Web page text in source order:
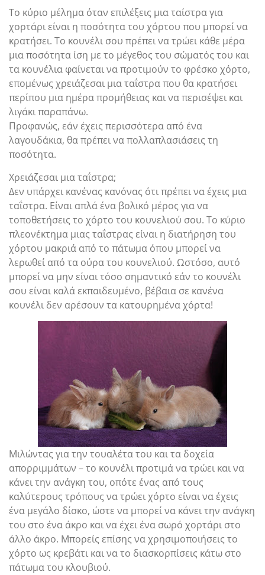
Το κύριο μέλημα όταν επιλέξεις μια ταίστρα για
χορτάρι είναι η ποσότητα του χόρτου που μπορεί να
κρατήσει. Το κουνέλι σου πρέπει να τρώει κάθε μέρα
μια ποσότητα ίση με το μέγεθος του σώματός του και
τα κουνέλια φαίνεται να προτιμούν το φρέσκο χόρτο,
επομένως χρειάζεσαι μια ταΐστρα που θα κρατήσει
περίπου μια ημέρα προμήθειας και να περισέψει και
λιγάκι παραπάνω.
Προφανώς, εάν έχεις περισσότερα από ένα
λαγουδάκια, θα πρέπει να πολλαπλασιάσεις τη
ποσότητα.
Χρειάζεσαι μια ταΐστρα;
Δεν υπάρχει κανένας κανόνας ότι πρέπει να έχεις μια
ταΐστρα. Είναι απλά ένα βολικό μέρος για να
τοποθετήσεις το χόρτο του κουνελιού σου. Το κύριο
πλεονέκτημα μιας ταΐστρας είναι η διατήρηση του
χόρτου μακριά από το πάτωμα όπου μπορεί να
λερωθεί από τα ούρα του κουνελιού. Ωστόσο, αυτό
μπορεί να μην είναι τόσο σημαντικό εάν το κουνέλι
σου είναι καλά εκπαιδευμένο, βέβαια σε κανένα
κουνέλι δεν αρέσουν τα κατουρημένα χόρτα!
Μιλώντας για την τουαλέτα του και τα δοχεία
απορριμμάτων – το κουνέλι προτιμά να τρώει και να
κάνει την ανάγκη του, οπότε ένας από τους
καλύτερους τρόπους να τρώει χόρτο είναι να έχεις
ένα μεγάλο δίσκο, ώστε να μπορεί να κάνει την ανάγκη
του στο ένα άκρο και να έχει ένα σωρό χορτάρι στο
άλλο άκρο. Μπορείς επίσης να χρησιμοποιήσεις το
χόρτο ως κρεβάτι και να το διασκορπίσεις κάτω στο
πάτωμα του κλουβιού.